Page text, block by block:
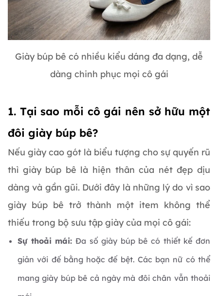
Giày búp bê có nhiều kiểu dáng đa dạng, dễ
dàng chinh phục mọi cô gái
1. Tại sao mỗi cô gái nên sở hữu một
đôi giày búp bê?
Nếu giày cao gót là biểu tượng cho sự quyến rũ
thì giày búp bê là hiện thân của nét đẹp dịu
dàng và gần gũi. Dưới đây là những lý do vì sao
giày búp bê trở thành một item không thể
thiếu trong bộ sưu tập giày của mọi cô gái:
Sự thoải mái: Đa số giày búp bê có thiết kế đơn
giản với đế bằng hoặc đế bệt. Các bạn nữ có thể
mang giày búp bê cả ngày mà đôi chân vẫn thoải